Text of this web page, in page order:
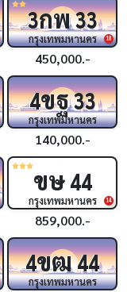
18
3กพ33
กรุงเทพมหานคร
450,000.-
4ขฐ33
กรุงเทพมหานคร
140,000.-
14
ขษ44
กรุงเทพมหานคร
859,000.-
4ขฒ44
กรุงเทพมหานคร